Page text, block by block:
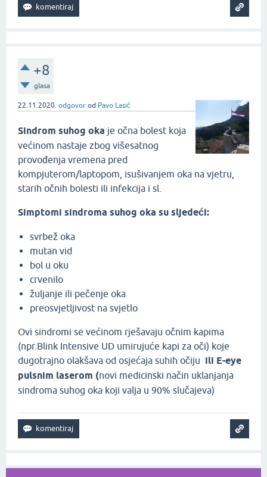
+8
glasa
22.11.2020. odgovor od Pavo Lasić
Sindrom suhog oka je očna bolest koja
većinom nastaje zbog višesatnog
provođenja vremena pred
kompjuterom/laptopom, isušivanjem oka na vjetru,
starih očnih bolesti ili infekcija i sl.
Simptomi sindroma suhog oka su sljedeći:
svrbež oka
mutan vid
bol u oku
crvenilo
žuljanje ili pečenje oka
preosvjetljivost na svjetlo
Ovi sindromi se većinom rješavaju očnim kapima
(npr.Blink Intensive UD umirujuće kapi za oči) koje
dugotrajno olakšava od osjećaja suhih očiju ili E-eye
pulsnim laserom (novi medicinski način uklanjanja
sindroma suhog oka koji valja u 90% slučajeva)